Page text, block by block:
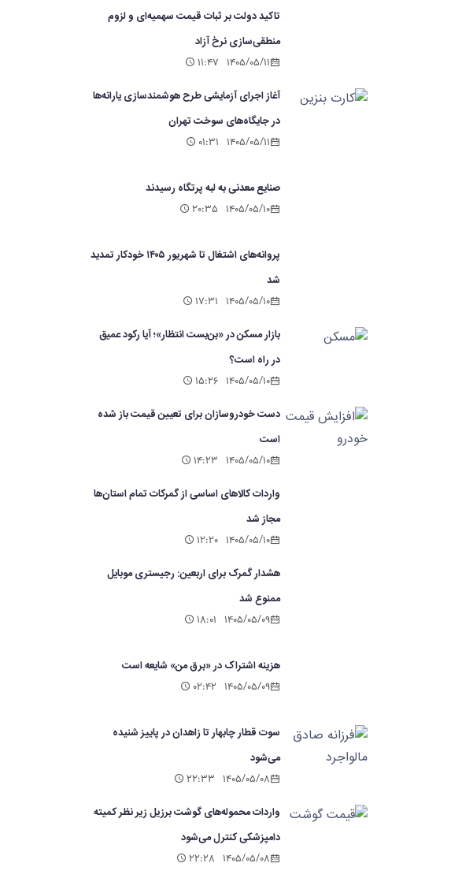
تاکید دولت بر ثبات قیمت سهمیه‌ای و لزوم
منطقی‌سازی نرخ آزاد
۱۴۰۵/۰۵/۱۱ ۱۱:۴۷
آغاز اجرای آزمایشی طرح هوشمندسازی یارانه‌ها
در جایگاه‌های سوخت تهران
۱۴۰۵/۰۵/۱۱ ۰۱:۳۱
صنایع معدنی به لبه پرتگاه رسیدند
۱۴۰۵/۰۵/۱۰ ۲۰:۳۵
پروانه‌های اشتغال تا شهریور ۱۴۰۵ خودکار تمدید
شد
۱۴۰۵/۰۵/۱۰ ۱۷:۳۱
بازار مسکن در «بن‌بست انتظار»؛ آیا رکود عمیق
در راه است؟
۱۴۰۵/۰۵/۱۰ ۱۵:۲۶
دست خودروسازان برای تعیین قیمت باز شده
است
۱۴۰۵/۰۵/۱۰ ۱۴:۲۳
واردات کالاهای اساسی از گمرکات تمام استان‌ها
مجاز شد
۱۴۰۵/۰۵/۱۰ ۱۲:۲۰
هشدار گمرک برای اربعین: رجیستری موبایل
ممنوع شد
۱۴۰۵/۰۵/۰۹ ۱۸:۰۱
هزینه اشتراک در «برق من» شایعه است
۱۴۰۵/۰۵/۰۹ ۰۲:۴۲
سوت قطار چابهار تا زاهدان در پاییز شنیده
می‌شود
۱۴۰۵/۰۵/۰۸ ۲۲:۳۳
واردات محموله‌های گوشت برزیل زیر نظر کمیته
دامپزشکی کنترل می‌شود
۱۴۰۵/۰۵/۰۸ ۲۲:۲۸